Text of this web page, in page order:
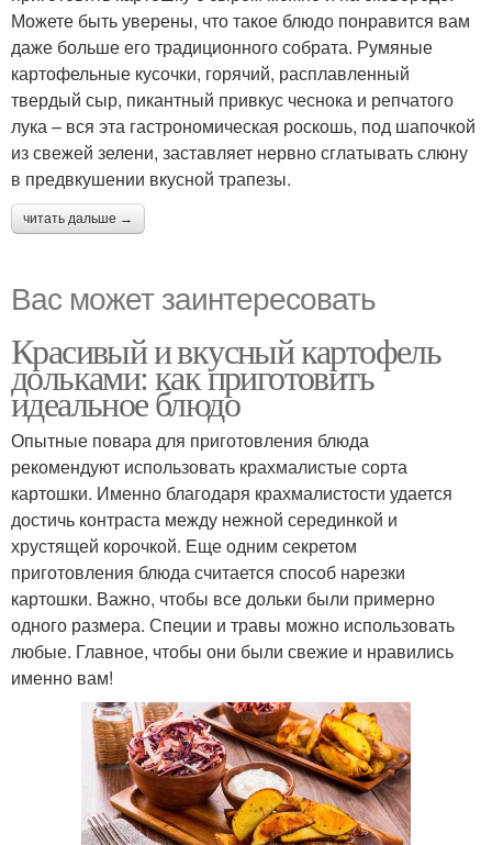
Можете быть уверены, что такое блюдо понравится вам
даже больше его традиционного собрата. Румяные
картофельные кусочки, горячий, расплавленный
твердый сыр, пикантный привкус чеснока и репчатого
лука – вся эта гастрономическая роскошь, под шапочкой
из свежей зелени, заставляет нервно сглатывать слюну
в предвкушении вкусной трапезы.
читать дальше →
Вас может заинтересовать
Красивый и вкусный картофель
дольками: как приготовить
идеальное блюдо
Опытные повара для приготовления блюда
рекомендуют использовать крахмалистые сорта
картошки. Именно благодаря крахмалистости удается
достичь контраста между нежной серединкой и
хрустящей корочкой. Еще одним секретом
приготовления блюда считается способ нарезки
картошки. Важно, чтобы все дольки были примерно
одного размера. Специи и травы можно использовать
любые. Главное, чтобы они были свежие и нравились
именно вам!